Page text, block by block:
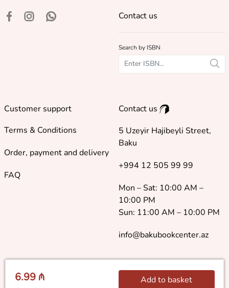
6.99 ₼ Add to basket
Contact us
Search by ISBN
Customer support
Terms & Conditions
Order, payment and delivery
FAQ
Contact us
5 Uzeyir Hajibeyli Street,
Baku
+994 12 505 99 99
Mon – Sat: 10:00 AM –
10:00 PM
Sun: 11:00 AM – 10:00 PM
info@bakubookcenter.az